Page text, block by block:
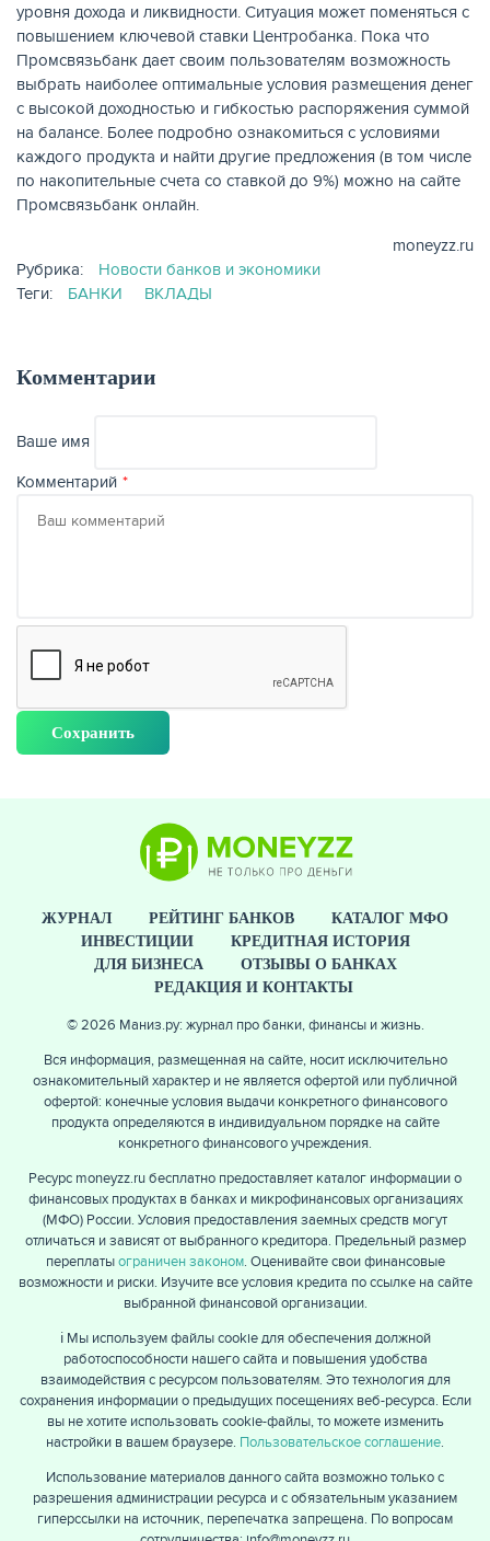
ЖУРНАЛ
уровня дохода и ликвидности. Ситуация может поменяться с
повышением ключевой ставки Центробанка. Пока что
Промсвязьбанк дает своим пользователям возможность
выбрать наиболее оптимальные условия размещения денег
с высокой доходностью и гибкостью распоряжения суммой
на балансе. Более подробно ознакомиться с условиями
каждого продукта и найти другие предложения (в том числе
по накопительные счета со ставкой до 9%) можно на сайте
Промсвязьбанк онлайн.
moneyzz.ru
Рубрика:
Новости банков и экономики
Теги:
БАНКИ ВКЛАДЫ
Комментарии
Ваше имя
Комментарий
ЖУРНАЛ РЕЙТИНГ БАНКОВ
КАТАЛОГ МФО
ИНВЕСТИЦИИ
КРЕДИТНАЯ ИСТОРИЯ
ДЛЯ БИЗНЕСА
ОТЗЫВЫ О БАНКАХ
РЕДАКЦИЯ И КОНТАКТЫ
© 2026 Маниз.ру: журнал про банки, финансы и жизнь.
Вся информация, размещенная на сайте, носит исключительно
ознакомительный характер и не является офертой или публичной
офертой: конечные условия выдачи конкретного финансового
продукта определяются в индивидуальном порядке на сайте
конкретного финансового учреждения.
Ресурс moneyzz.ru бесплатно предоставляет каталог информации о
финансовых продуктах в банках и микрофинансовых организациях
(МФО) России. Условия предоставления заемных средств могут
отличаться и зависят от выбранного кредитора. Предельный размер
переплатыограничен законом. Оценивайте свои финансовые
возможности и риски. Изучите все условия кредита по ссылке на сайте
выбранной финансовой организации.
ℹ️ Мы используем файлы cookie для обеспечения должной
работоспособности нашего сайта и повышения удобства
взаимодействия с ресурсом пользователям. Это технология для
сохранения информации о предыдущих посещениях веб-ресурса. Если
вы не хотите использовать cookie-файлы, то можете изменить
настройки в вашем браузере. Пользовательское соглашение.
Использование материалов данного сайта возможно только с
разрешения администрации ресурса и с обязательным указанием
гиперссылки на источник, перепечатка запрещена. По вопросам